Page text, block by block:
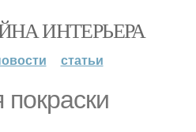
ИНТЕРЬЕРА
статьи